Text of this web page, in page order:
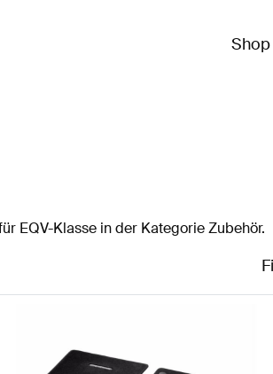
Shop
EQV-Klasse in der Kategorie Zubehör.